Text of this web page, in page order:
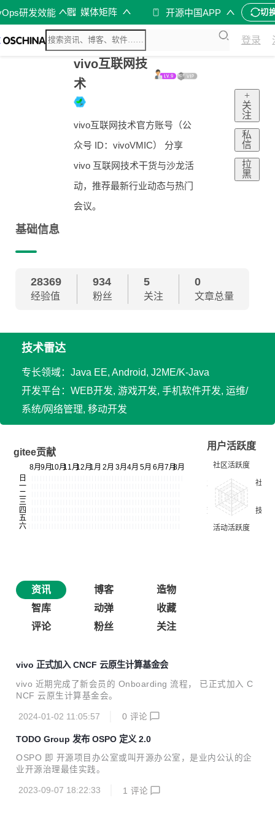
研发效能 媒体矩阵 开源中国APP 切
登录
vivo互联网技
术
vivo互联网技术官方账号（公
众号 ID：vivoVMIC） 分享
vivo 互联网技术干货与沙龙活
动，推荐最新行业动态与热门
会议。
+
关
注
私
信
拉
黑
基础信息
28369
经验值
934
粉丝
5
关注
0
文章总量
技术雷达
专长领域：Java EE, Android, J2ME/K-Java
开发平台：WEB开发, 游戏开发, 手机软件开发, 运维/
系统/网络管理, 移动开发
gitee贡献
用户活跃度
资讯 博客
造物
智库
动弹
收藏
评论
粉丝 关注
vivo 正式加入 CNCF 云原生计算基金会
vivo 近期完成了新会员的 Onboarding 流程， 已正式加入 C
NCF 云原生计算基金会。
2024-01-02 11:05:57 0 评论
TODO Group 发布 OSPO 定义 2.0
OSPO 即 开源项目办公室或叫开源办公室，是业内公认的企
业开源治理最佳实践。
2023-09-07 18:22:33 1 评论